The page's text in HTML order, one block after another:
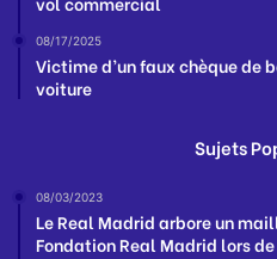
08/17/2025
Victime d’un faux chèque de
voiture
Sujets
08/03/2023
Le Real Madrid arbore un
Fondation Real Madrid lors